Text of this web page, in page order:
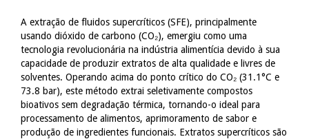
A extração de fluidos supercríticos (SFE), principalmente
usando dióxido de carbono (CO₂), emergiu como uma
tecnologia revolucionária na indústria alimentícia devido à sua
capacidade de produzir extratos de alta qualidade e livres de
solventes. Operando acima do ponto crítico do CO₂ (31.1°C e
73.8 bar), este método extrai seletivamente compostos
bioativos sem degradação térmica, tornando-o ideal para
processamento de alimentos, aprimoramento de sabor e
produção de ingredientes funcionais. Extratos supercríticos são